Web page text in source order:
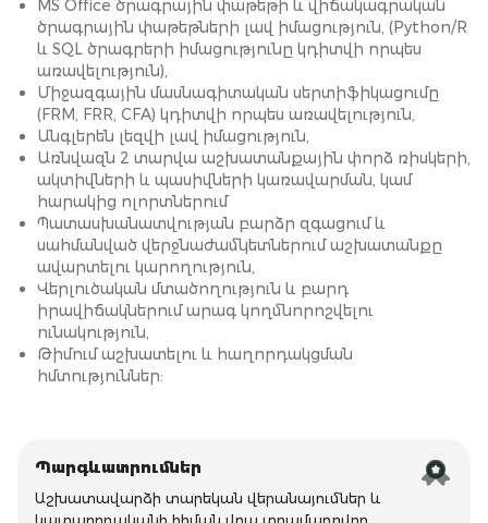
MS Office ծրագրային փաթեթի և վիճակագրական
ծրագրային փաթեթների լավ իմացություն, (Python/R
և SQL ծրագրերի իմացությունը կդիտվի որպես
առավելություն),
Միջազգային մասնագիտական սերտիֆիկացումը
(FRM, FRR, CFA) կդիտվի որպես առավելություն,
Անգլերեն լեզվի լավ իմացություն,
Առնվազն 2 տարվա աշխատանքային փորձ ռիսկերի,
ակտիվների և պասիվների կառավարման, կամ
հարակից ոլորտներում
Պատասխանատվության բարձր զգացում և
սահմանված վերջնաժամկետներում աշխատանքը
ավարտելու կարողություն,
Վերլուծական մտածողություն և բարդ
իրավիճակներում արագ կողմնորոշվելու
ունակություն,
Թիմում աշխատելու և հաղորդակցման
հմտություններ:
Պարգևատրումներ
Աշխատավարձի տարեկան վերանայումներ և